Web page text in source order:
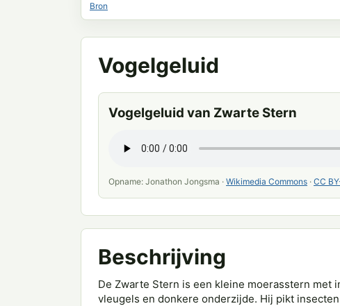
Bron
Vogelgeluid
Vogelgeluid van Zwarte Stern
Opname: Jonathon Jongsma · Wikimedia Commons · CC
Beschrijving
De Zwarte Stern is een kleine moerasstern
vleugels en donkere onderzijde. Hij pikt